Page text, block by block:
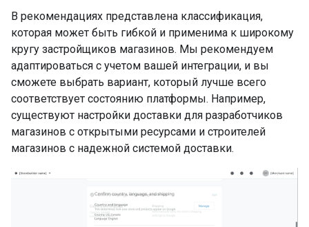
В рекомендациях представлена ​​классификация,
которая может быть гибкой и применима к широкому
кругу застройщиков магазинов. Мы рекомендуем
адаптироваться с учетом вашей интеграции, и вы
сможете выбрать вариант, который лучше всего
соответствует состоянию платформы. Например,
существуют настройки доставки для разработчиков
магазинов с открытыми ресурсами и строителей
магазинов с надежной системой доставки.